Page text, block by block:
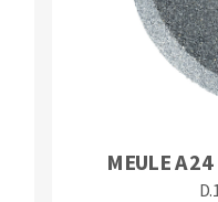
MEULE A